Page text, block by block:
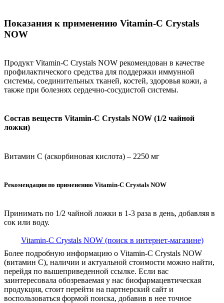
Показания к применению Vitamin-C Crystals
NOW
Продукт Vitamin-C Crystals NOW рекомендован в качестве
профилактического средства для поддержки иммунной
системы, соединительных тканей, костей, здоровья кожи, а
также при болезнях сердечно-сосудистой системы.
Состав веществ Vitamin-C Crystals NOW (1/2 чайной
ложки)
Витамин С (аскорбиновая кислота) – 2250 мг
Рекомендации по применению Vitamin-C Crystals NOW
Принимать по 1/2 чайной ложки в 1-3 раза в день, добавляя в
сок или воду.
Vitamin-C Crystals NOW (поиск в интернет-магазине)
Более подробную информацию о Vitamin-C Crystals NOW
(витамин С), наличии и актуальной стоимости можно найти,
перейдя по вышеприведенной ссылке. Если вас
заинтересовала обозреваемая у нас биофармацевтическая
продукция, стоит перейти на партнерский сайт и
воспользоваться формой поиска, добавив в нее точное